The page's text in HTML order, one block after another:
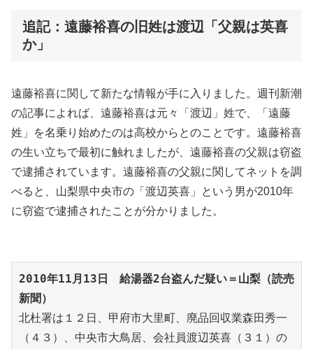
追記：遠藤裕喜の旧姓は渡辺「父親は英喜
か」
遠藤裕喜に関して新たな情報が手に入りました。週刊新潮
の記事によれば、遠藤裕喜は元々「渡辺」姓で、「遠藤
姓」を名乗り始めたのは高校からとのことです。遠藤裕喜
の生い立ちで最初に触れましたが、遠藤裕喜の父親は窃盗
で逮捕されています。遠藤裕喜の父親に関してネットを調
べると、山梨県中央市の「渡辺英喜」という男が2010年
に窃盗で逮捕されたことが分かりました。
2010年11月13日　給湯器2台盗んだ疑い＝山梨（読売
新聞）
北杜署は１２日、甲府市大里町、廃品回収業森田秀一
（４３）、中央市大鳥居、会社員渡辺英喜（３１）の